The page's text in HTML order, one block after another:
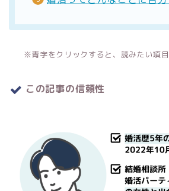
※青字をクリックすると、読みたい項目
この記事の信頼性